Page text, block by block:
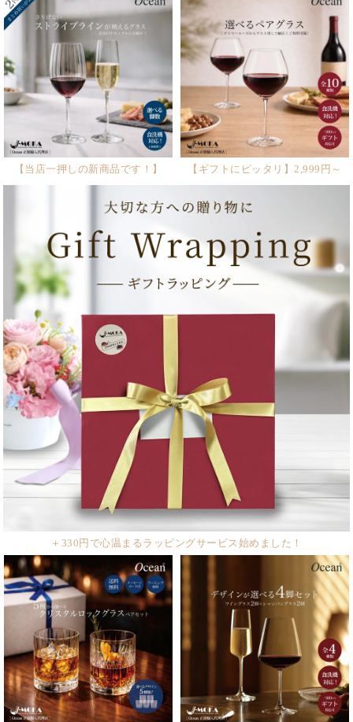
【当店一押しの新商品です！】 【ギフトにピッタリ】2,999円～
＋330円で心温まるラッピングサービス始めました！